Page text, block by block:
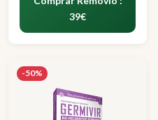
39€
-50%